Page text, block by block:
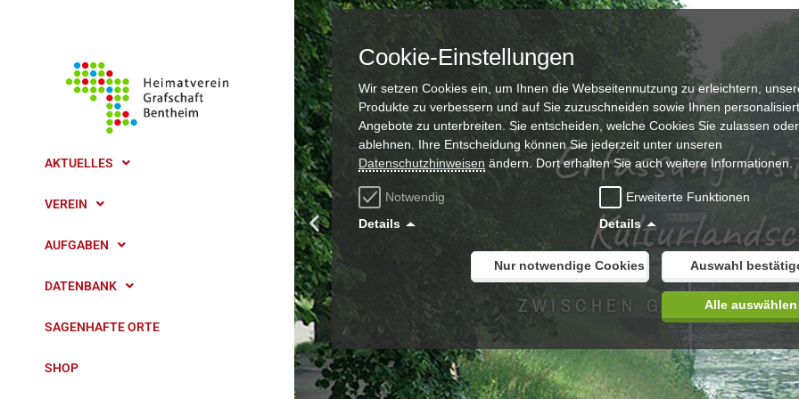
AKTUELLES
VEREIN
AUFGABEN
DATENBANK
SAGENHAFTE ORTE
SHOP
Erfassung
ZWISCHEN GRABHÜGEL
Cookie-Einstellungen
Wir setzen Cookies ein, um Ihnen die Webseitennutzung zu erleichtern,
Produkte zu verbessern und auf Sie zuzuschneiden sowie Ihnen
Angebote zu unterbreiten. Sie entscheiden, welche Cookies Sie zulassen oder
ablehnen. Ihre Entscheidung können Sie jederzeit unter unseren
Datenschutzhinweisen ändern. Dort erhalten Sie auch weitere Informationen.
Notwendig
Details
Erweiterte Funktionen
Details
Nur notwendige Cookies Auswahl
Alle auswählen